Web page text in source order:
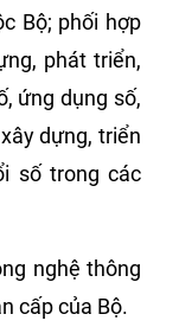
Bộ; phối hợp
phát triển,
ứng dụng số,
dựng, triển
số trong các
nghệ thông
cấp của Bộ.